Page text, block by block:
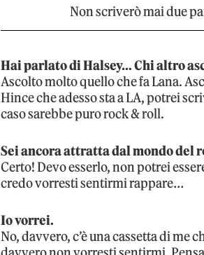
Non scriverò mai due
Hai parlato di Halsey… Chi altro
Ascolto molto quello che fa Lana.
Hince che adesso sta a LA, potrei
caso sarebbe puro rock & roll.
Sei ancora attratta dal mondo del
Certo! Devo esserlo, non potrei
credo vorresti sentirmi rappare…
Io vorrei.
No, davvero, c’è una cassetta di me